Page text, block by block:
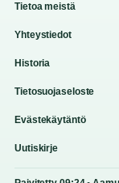
Tietoa meistä
Yhteystiedot
Historia
Tietosuojaseloste
Evästekäytäntö
Uutiskirje